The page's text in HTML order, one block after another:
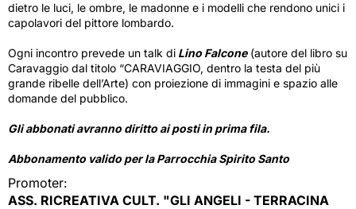
dietro le luci, le ombre, le madonne e i modelli che rendono unici i
capolavori del pittore lombardo.
Ogni incontro prevede un talk di Lino Falcone(autore del libro su
Caravaggio dal titolo “CARAVIAGGIO, dentro la testa del più
grande ribelle dell’Arte) con proiezione di immagini e spazio alle
domande del pubblico.
Gli abbonati avranno diritto ai posti in prima fila.
Abbonamento valido per la Parrocchia Spirito Santo
Promoter:
ASS. RICREATIVA CULT. "GLI ANGELI - TERRACINA